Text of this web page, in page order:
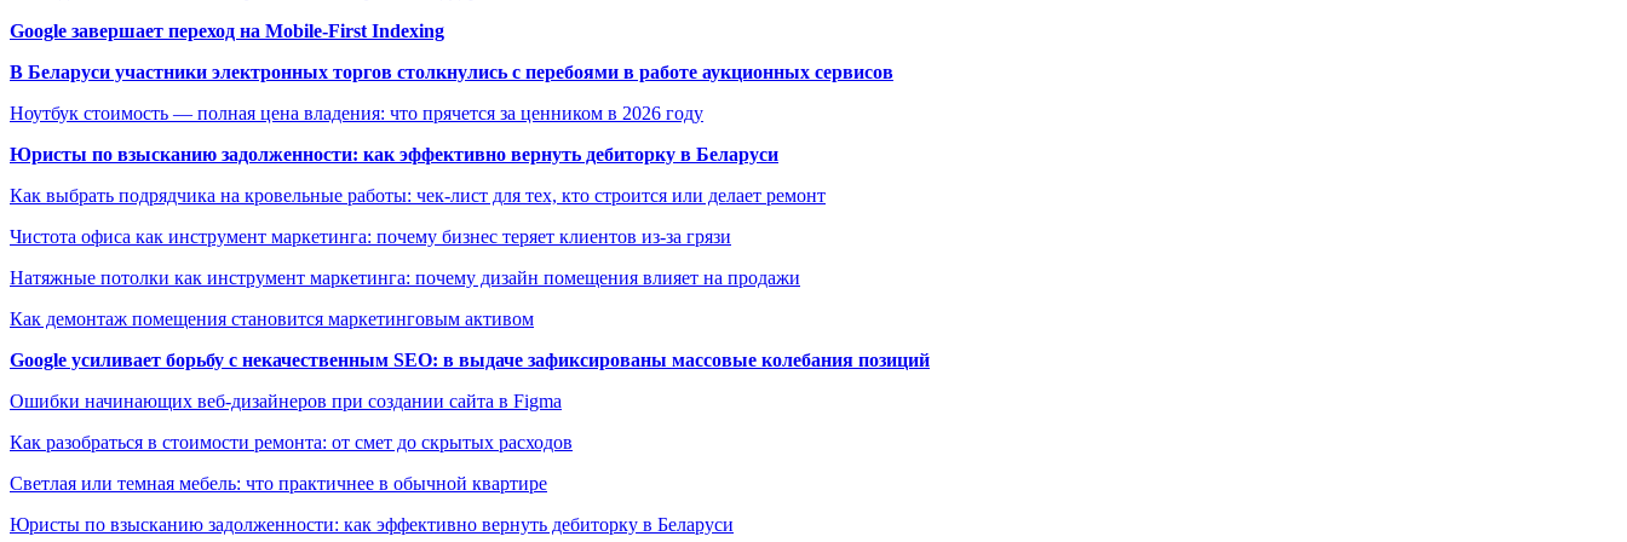
Google завершает переход на Mobile-First Indexing
В Беларуси участники электронных торгов столкнулись с перебоями в работе аукционных сервисов
Ноутбук стоимость — полная цена владения: что прячется за ценником в 2026 году
Юристы по взысканию задолженности: как эффективно вернуть дебиторку в Беларуси
Как выбрать подрядчика на кровельные работы: чек-лист для тех, кто строится или делает ремонт
Чистота офиса как инструмент маркетинга: почему бизнес теряет клиентов из-за грязи
Натяжные потолки как инструмент маркетинга: почему дизайн помещения влияет на продажи
Как демонтаж помещения становится маркетинговым активом
Google усиливает борьбу с некачественным SEO: в выдаче зафиксированы массовые колебания позиций
Ошибки начинающих веб-дизайнеров при создании сайта в Figma
Как разобраться в стоимости ремонта: от смет до скрытых расходов
Светлая или темная мебель: что практичнее в обычной квартире
Юристы по взысканию задолженности: как эффективно вернуть дебиторку в Беларуси